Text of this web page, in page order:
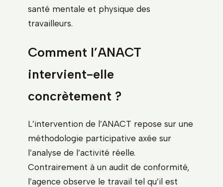
santé mentale et physique des
travailleurs.
Comment l’ANACT
intervient-elle
concrètement ?
L’intervention de l’ANACT repose sur une
méthodologie participative axée sur
l’analyse de l’activité réelle.
Contrairement à un audit de conformité,
l’agence observe le travail tel qu’il est